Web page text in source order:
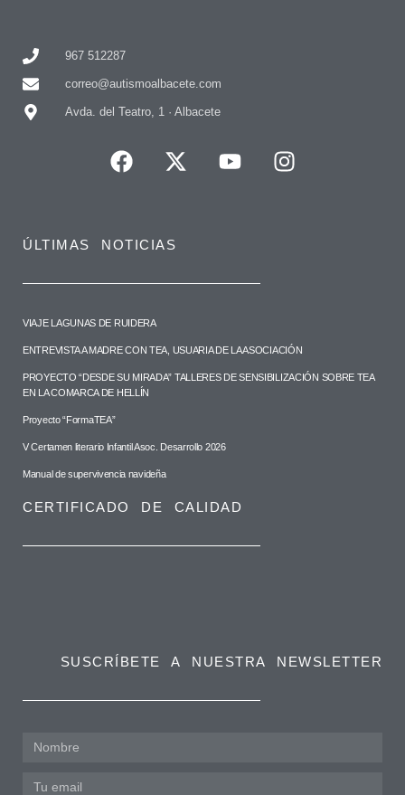
967 512287
correo@autismoalbacete.com
Avda. del Teatro, 1 · Albacete
ÚLTIMAS NOTICIAS
VIAJE LAGUNAS DE RUIDERA
ENTREVISTA A MADRE CON TEA, USUARIA DE LA ASOCIACIÓN
PROYECTO “DESDE SU MIRADA” TALLERES DE SENSIBILIZACIÓN SOBRE TEA
EN LA COMARCA DE HELLÍN
Proyecto “FormaTEA”
V Certamen literario Infantil Asoc. Desarrollo 2026
Manual de supervivencia navideña
CERTIFICADO DE CALIDAD
SUSCRÍBETE A NUESTRA NEWSLETTER